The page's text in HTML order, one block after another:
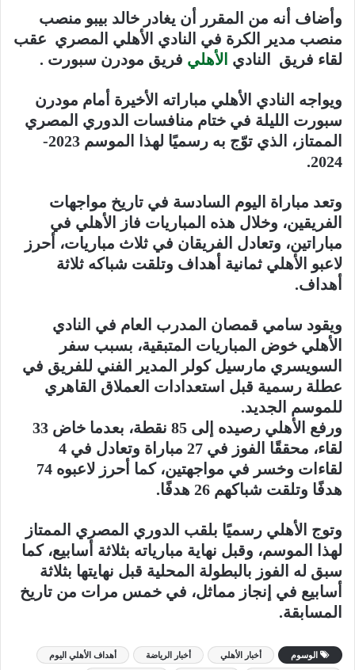
وأضاف أنه من المقرر أن يغادر خالد بيبو منصب
منصب مدير الكرة في النادي الأهلي المصري عقب
لقاء فريق النادي الأهلي فريق مودرن سبورت .
ويواجه النادي الأهلي مباراته الأخيرة أمام مودرن
سبورت الليلة في ختام منافسات الدوري المصري
الممتاز، الذي توّج به رسميًا لهذا الموسم 2023-
2024.
وتعد مباراة اليوم السادسة في تاريخ مواجهات
الفريقين، وخلال هذه المباريات فاز الأهلي في
مباراتين، وتعادل الفريقان في ثلاث مباريات، أحرز
لاعبو الأهلي ثمانية أهداف وتلقت شباكه ثلاثة
أهداف.
ويقود سامي قمصان المدرب العام في النادي
الأهلي خوض المباريات المتبقية، بسبب سفر
السويسري مارسيل كولر المدير الفني للفريق في
عطلة رسمية قبل استعدادات العملاق القاهري
للموسم الجديد.
ورفع الأهلي رصيده إلى 85 نقطة، بعدما خاض 33
لقاء، محققًا الفوز في 27 مباراة وتعادل في 4
لقاءات وخسر في مواجهتين، كما أحرز لاعبوه 74
هدفًا وتلقت شباكهم 26 هدفًا.
وتوج الأهلي رسميًا بلقب الدوري المصري الممتاز
لهذا الموسم، وقبل نهاية مبارياته بثلاثة أسابيع، كما
سبق له الفوز بالبطولة المحلية قبل نهايتها بثلاثة
أسابيع في إنجاز مماثل، في خمس مرات من تاريخ
المسابقة.
الوسوم أخبار الأهلي أخبار الرياضة أهداف الأهلي اليوم